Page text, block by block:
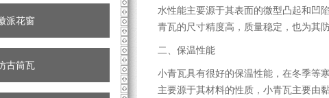
派花窗
古筒瓦
水性能主要源于其表面的微型凸起和凹
青瓦的尺寸精度高，质量稳定，也为其
二、保温性能
小青瓦具有很好的保温性能，在冬季等
主要源于其材料的性质，小青瓦主要由